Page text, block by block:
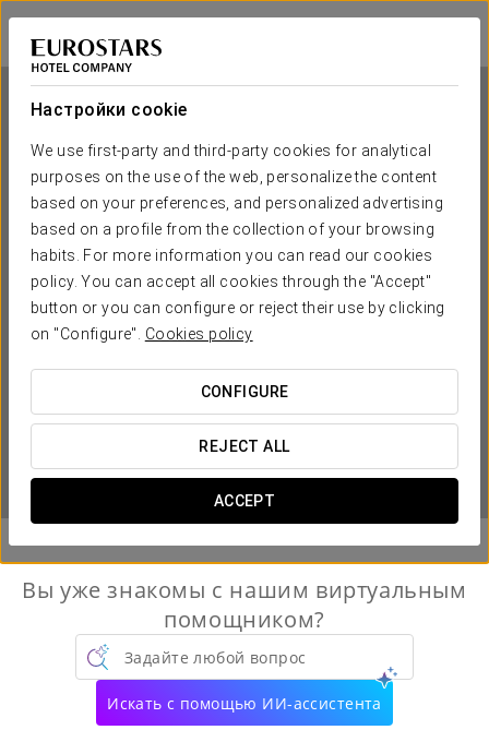
Настройки cookie
We use first-party and third-party cookies for analytical
purposes on the use of the web, personalize the content
based on your preferences, and personalized advertising
based on a profile from the collection of your browsing
habits. For more information you can read our cookies
policy. You can accept all cookies through the "Accept"
button or you can configure or reject their use by clicking
on "Configure". Cookies policy
CONFIGURE
REJECT ALL
ACCEPT
Exe Sevilla Macarena
СЕВИЛЬЯ
Exe Sevilla Macarena
СЕВИЛЬЯ
 
Вы уже знакомы с нашим виртуальным
помощником?
Задайте любой вопрос
Искать с помощью ИИ-ассистента